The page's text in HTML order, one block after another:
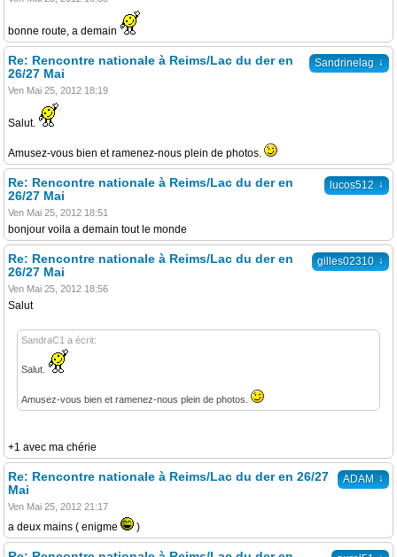
bonne route, a demain
Sandrinelag ↓
Re: Rencontre nationale à Reims/Lac du der en
26/27 Mai
Ven Mai 25, 2012 18:19
Salut.
Amusez-vous bien et ramenez-nous plein de photos.
lucos512 ↓
Re: Rencontre nationale à Reims/Lac du der en
26/27 Mai
Ven Mai 25, 2012 18:51
bonjour voila a demain tout le monde
gilles02310 ↓
Re: Rencontre nationale à Reims/Lac du der en
26/27 Mai
Ven Mai 25, 2012 18:56
Salut
SandraC1 a écrit:
Salut.
Amusez-vous bien et ramenez-nous plein de photos.
+1 avec ma chérie
ADAM ↓
Re: Rencontre nationale à Reims/Lac du der en 26/27
Mai
Ven Mai 25, 2012 21:17
a deux mains ( enigme )